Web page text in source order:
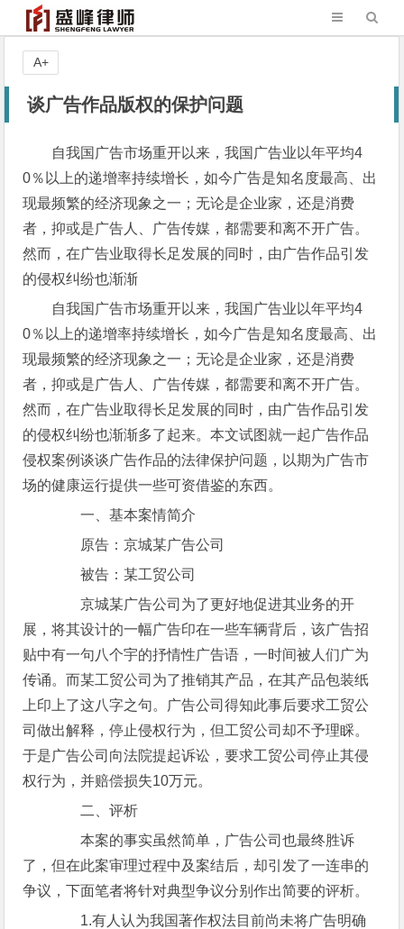
谈广告作品版权的保护问题
自我国广告市场重开以来，我国广告业以年平均4
0％以上的递增率持续增长，如今广告是知名度最高、出
现最频繁的经济现象之一；无论是企业家，还是消费
者，抑或是广告人、广告传媒，都需要和离不开广告。
然而，在广告业取得长足发展的同时，由广告作品引发
的侵权纠纷也渐渐
自我国广告市场重开以来，我国广告业以年平均4
0％以上的递增率持续增长，如今广告是知名度最高、出
现最频繁的经济现象之一；无论是企业家，还是消费
者，抑或是广告人、广告传媒，都需要和离不开广告。
然而，在广告业取得长足发展的同时，由广告作品引发
的侵权纠纷也渐渐多了起来。本文试图就一起广告作品
侵权案例谈谈广告作品的法律保护问题，以期为广告市
场的健康运行提供一些可资借鉴的东西。
一、基本案情简介
原告：京城某广告公司
被告：某工贸公司
京城某广告公司为了更好地促进其业务的开
展，将其设计的一幅广告印在一些车辆背后，该广告招
贴中有一句八个宇的抒情性广告语，一时间被人们广为
传诵。而某工贸公司为了推销其产品，在其产品包装纸
上印上了这八字之句。广告公司得知此事后要求工贸公
司做出解释，停止侵权行为，但工贸公司却不予理睬。
于是广告公司向法院提起诉讼，要求工贸公司停止其侵
权行为，并赔偿损失10万元。
二、评析
本案的事实虽然简单，广告公司也最终胜诉
了，但在此案审理过程中及案结后，却引发了一连串的
争议，下面笔者将针对典型争议分别作出简要的评析。
1.有人认为我国著作权法目前尚未将广告明确
A+